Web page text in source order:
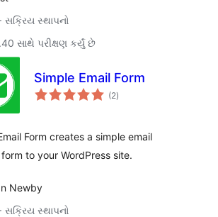
સક્રિય સ્થાપનો
સાથે પરીક્ષણ કર્યું છે
Simple Email Form
(2કુલ
રેટિંગ્સ
)
Form creates a simple email
to your WordPress site.
Newby
સક્રિય સ્થાપનો